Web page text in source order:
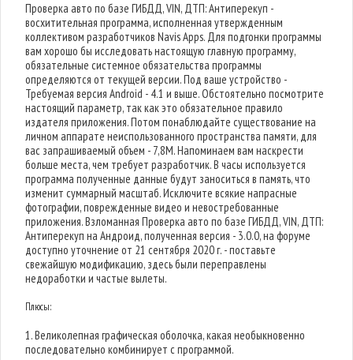
Проверка авто по базе ГИБДД, VIN, ДТП: Антиперекуп -
восхитительная программа, исполненная утвержденным
коллективом разработчиков Navis Apps. Для подгонки программы
вам хорошо бы исследовать настоящую главную программу,
обязательные системное обязательства программы
определяются от текущей версии. Под ваше устройство -
Требуемая версия Android - 4.1 и выше. Обстоятельно посмотрите
настоящий параметр, так как это обязательное правило
издателя приложения. Потом понаблюдайте существование на
личном аппарате неиспользованного пространства памяти, для
вас запрашиваемый объем - 7,8M. Напоминаем вам наскрести
больше места, чем требует разработчик. В часы используется
программа полученные данные будут заноситься в память, что
изменит суммарный масштаб. Исключите всякие напрасные
фотографии, поврежденные видео и невостребованные
приложения. Взломанная Проверка авто по базе ГИБДД, VIN, ДТП:
Антиперекуп на Андроид, полученная версия - 3.0.0, на форуме
доступно уточнение от 21 сентября 2020 г. - поставьте
свежайшую модификацию, здесь были переправлены
недоработки и частые вылеты.
Плюсы:
1. Великолепная графическая оболочка, какая необыкновенно
последовательно комбинирует с программой.